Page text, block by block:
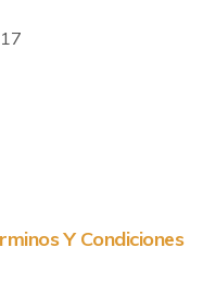
Y Condiciones